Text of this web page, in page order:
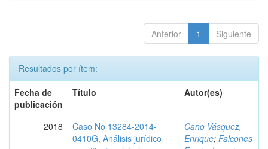
Anterior 1 Siguiente
Resultados por ítem:
Fecha de
publicación
Título Autor(es)
2018
Caso No 13284-2014-
0410G, Análisis jurídico
Cano Vásquez,
Enrique; Falcones